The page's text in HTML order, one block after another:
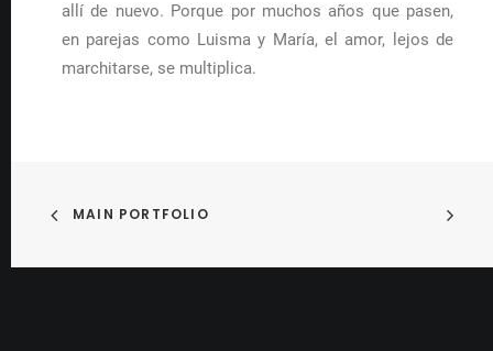
allí de nuevo. Porque por muchos años que pasen,
en parejas como Luisma y María, el amor, lejos de
marchitarse, se multiplica.
MAIN PORTFOLIO